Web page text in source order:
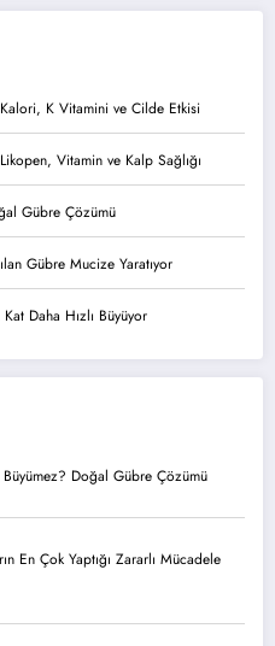
K Vitamini ve Cilde Etkisi
Vitamin ve Kalp Sağlığı
Gübre Çözümü
Gübre Mucize Yaratıyor
Daha Hızlı Büyüyor
Doğal Gübre Çözümü
En Çok Yaptığı Zararlı Mücadele